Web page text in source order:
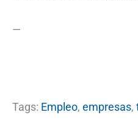
—
Tags: Empleo, empresas,